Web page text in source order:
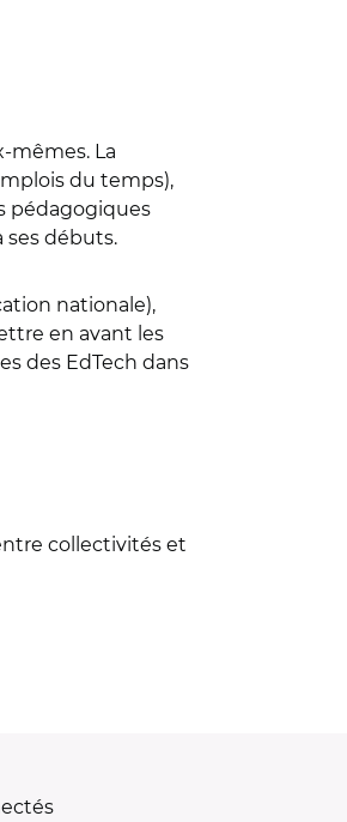
mêmes. La
du temps),
pédagogiques
ses débuts.
nationale),
en avant les
des EdTech dans
collectivités et